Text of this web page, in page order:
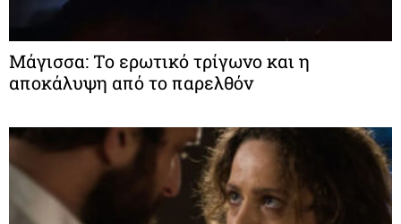
Μάγισσα: Το ερωτικό τρίγωνο και η
αποκάλυψη από το παρελθόν